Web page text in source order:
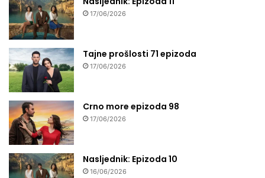
17/06/2026
Tajne prošlosti 71 epizoda
17/06/2026
Crno more epizoda 98
17/06/2026
Nasljednik: Epizoda 10
16/06/2026